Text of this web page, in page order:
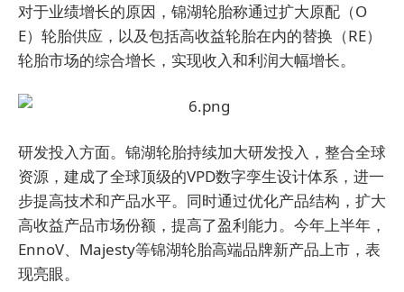
对于业绩增长的原因，锦湖轮胎称通过扩大原配（O
E）轮胎供应，以及包括高收益轮胎在内的替换（RE）
轮胎市场的综合增长，实现收入和利润大幅增长。
研发投入方面。锦湖轮胎持续加大研发投入，整合全球
资源，建成了全球顶级的VPD数字孪生设计体系，进一
步提高技术和产品水平。同时通过优化产品结构，扩大
高收益产品市场份额，提高了盈利能力。今年上半年，
EnnoV、Majesty等锦湖轮胎高端品牌新产品上市，表
现亮眼。